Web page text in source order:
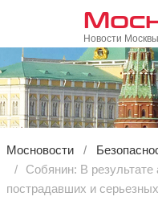
Новости
Мосновости
Собянин: В
пострадавших и